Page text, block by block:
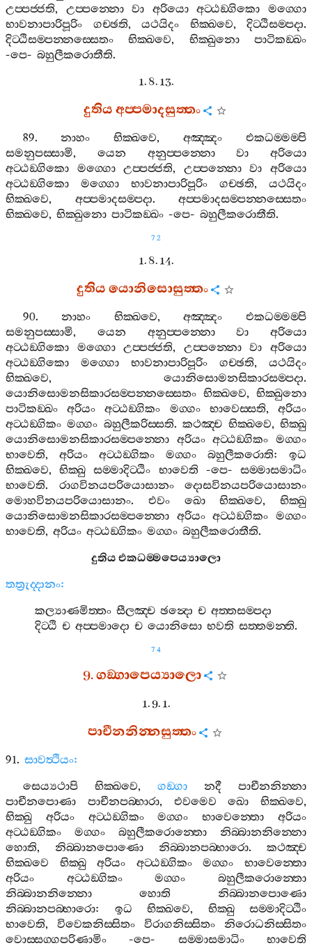
උප‍්පජ‍්ජති, උප‍්පන‍්නො වා අරියො අට‍්ඨඞ‍්ගිකො
මග‍්ගො
භාවනාපාරිපූරිං
ගච‍්ඡති, යථයිදං භික‍්ඛවෙ, දිට‍්ඨිසම‍්පදා.
දිට‍්ඨිසම‍්පන‍්නස‍්සෙතං
භික‍්ඛවෙ, භික‍්ඛුනො
පාටිකඞ‍්ඛං
-පෙ- බහුලීකරොතීති.
1. 8. 13.
දුතියඅප‍්පමාදසුත‍්තං
89.නාහං භික‍්ඛවෙ,අඤ‍්ඤං
එකධම‍්මම‍්පි
සමනුපස‍්සාමි, යෙන අනුප‍්පන‍්නො වා
අරියො
අට‍්ඨඞ‍්ගිකො
මග‍්ගො උප‍්පජ‍්ජති, උප‍්පන‍්නො වා
අරියො
අට‍්ඨඞ‍්ගිකො
මග‍්ගො භාවනාපාරිපූරිං ගච‍්ඡති, යථයිදං
භික‍්ඛවෙ, අප‍්පමාදසම‍්පදා. අප‍්පමාදසම‍්පන‍්නස‍්සෙතං
භික‍්ඛවෙ, භික‍්ඛුනො පාටිකඞ‍්ඛං -පෙ- බහුලීකරොතීති.
72
1. 8. 14.
දුතියයොනිසොසුත‍්තං
90.නාහං භික‍්ඛවෙ,අඤ‍්ඤං
එකධම‍්මම‍්පි
සමනුපස‍්සාමි, යෙන අනුප‍්පන‍්නො වා
අරියො
අට‍්ඨඞ‍්ගිකො
මග‍්ගො උප‍්පජ‍්ජති, උප‍්පන‍්නො වා
අරියො
අට‍්ඨඞ‍්ගිකො
මග‍්ගො භාවනාපාරිපූරිං ගච‍්ඡති, යථයිදං
භික‍්ඛවෙ, යොනිසොමනසිකාරසම‍්පදා.
යොනිසොමනසිකාරසම‍්පන‍්නස‍්සෙතං භික‍්ඛවෙ, භික‍්ඛුනො
පාටිකඞ‍්ඛං
අරියං අට‍්ඨඞ‍්ගිකං මග‍්ගං භාවෙස‍්සති,අරියං
අට‍්ඨඞ‍්ගිකං මග‍්ගං බහුලීකරිස‍්සති.කථඤ‍්ච භික‍්ඛවෙ,භික‍්ඛු
යොනිසොමනසිකාරසම‍්පන‍්නො අරියං අට‍්ඨඞ‍්ගිකං මග‍්ගං
භාවෙති, අරියං අට‍්ඨඞ‍්ගිකං මග‍්ගං බහුලීකරොති: ඉධ
භික‍්ඛවෙ,භික‍්ඛු සම‍්මාදිට‍්ඨිං භාවෙති -පෙ-සම‍්මාසමාධිං
භාවෙති. රාගවිනයපරියොසානං
දොසවිනයපරියොසානං
මොහවිනයපරියොසානං. එවං ඛො භික‍්ඛවෙ, භික‍්ඛු
යොනිසොමනසිකාරසම‍්පන‍්නො අරියං අට‍්ඨඞ‍්ගිකං මග‍්ගං
භාවෙති, අරියං අට‍්ඨඞ‍්ගිකං මග‍්ගං බහුලීකරොතීති.
දුතියඑකධම‍්මපෙය්‍යාලො
තත්‍රුද‍්දානං:
කල්‍යාණමිත‍්තං සීලඤ‍්ච ඡන්‍දො ච අත‍්තසම‍්පදා
දිට‍්ඨි ච අප‍්පමාදො ච යොනිසො භවති සත‍්තමන‍්ති.
74
9.ගඞ‍්ගාපෙය්‍යාලො
1. 9. 1.
පාචීනනින‍්නසුත‍්තං
91. සාවත්‍ථියං:
සෙය්‍යථාපි
භික‍්ඛවෙ, ගඞ‍්ගා නදී
පාචීනනින‍්නා
පාචීනපොණා
පාචීනපබ‍්භාරා, එවමෙව ඛො භික‍්ඛවෙ,
භික‍්ඛු
අරියං අට‍්ඨඞ‍්ගිකං මග‍්ගං භාවෙන‍්තො
අරියං
අට‍්ඨඞ‍්ගිකං
මග‍්ගං බහුලීකරොන‍්තො
නිබ‍්බානනින‍්නො
හොති, නිබ‍්බානපොණො නිබ‍්බානපබ‍්භාරො. කථඤ‍්ච
භික‍්ඛවෙ
භික‍්ඛු අරියං අට‍්ඨඞ‍්ගිකං මග‍්ගං
භාවෙන‍්තො
අරියං
අට‍්ඨඞ‍්ගිකං මග‍්ගං
බහුලීකරොන‍්තො
නිබ‍්බානනින‍්නො
හොති
නිබ‍්බානපොණො
නිබ‍්බානපබ‍්භාරො: ඉධ භික‍්ඛවෙ, භික‍්ඛු
සම‍්මාදිට‍්ඨිං
භාවෙති, විවෙකනිස‍්සිතං විරාගනිස‍්සිතං
නිරොධනිස‍්සිතං
වොස‍්සග‍්ගපරිණාමිං -පෙ- සම‍්මාසමාධිං
භාවෙති